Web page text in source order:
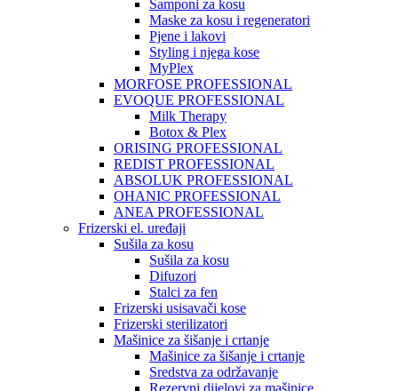
Šamponi za kosu
Maske za kosu i regeneratori
Pjene i lakovi
Styling i njega kose
MyPlex
MORFOSE PROFESSIONAL
EVOQUE PROFESSIONAL
Milk Therapy
Botox & Plex
ORISING PROFESSIONAL
REDIST PROFESSIONAL
ABSOLUK PROFESSIONAL
OHANIC PROFESSIONAL
ANEA PROFESSIONAL
Frizerski el. uređaji
Sušila za kosu
Sušila za kosu
Difuzori
Stalci za fen
Frizerski usisavači kose
Frizerski sterilizatori
Mašinice za šišanje i crtanje
Mašinice za šišanje i crtanje
Sredstva za održavanje
Rezervni dijelovi za mašinice